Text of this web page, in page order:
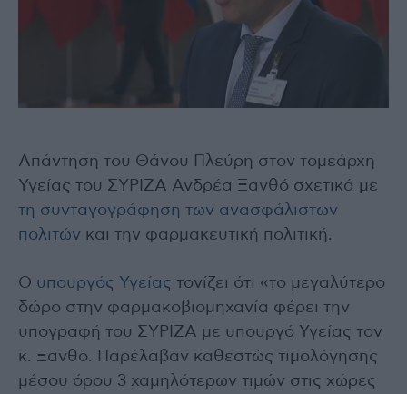
Απάντηση του Θάνου Πλεύρη στον τομεάρχη
Υγείας του ΣΥΡΙΖΑ Ανδρέα Ξανθό σχετικά με
τη συνταγογράφηση των ανασφάλιστων
πολιτών και την φαρμακευτική πολιτική.
Ο υπουργός Υγείας τονίζει ότι «το μεγαλύτερο
δώρο στην φαρμακοβιομηχανία φέρει την
υπογραφή του ΣΥΡΙΖΑ με υπουργό Υγείας τον
κ. Ξανθό. Παρέλαβαν καθεστώς τιμολόγησης
μέσου όρου 3 χαμηλότερων τιμών στις χώρες